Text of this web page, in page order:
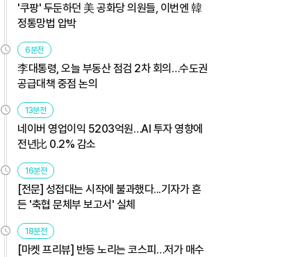
'쿠팡' 두둔하던 美 공화당 의원들, 이번엔 韓
정통망법 압박
6분전
李대통령, 오늘 부동산 점검 2차 회의…수도권
공급대책 중점 논의
13분전
네이버 영업이익 5203억원…AI 투자 영향에
전년比 0.2% 감소
16분전
[전문] 성접대는 시작에 불과했다...기자가 흔
든 '축협 문체부 보고서' 실체
18분전
[마켓 프리뷰] 반등 노리는 코스피…저가 매수